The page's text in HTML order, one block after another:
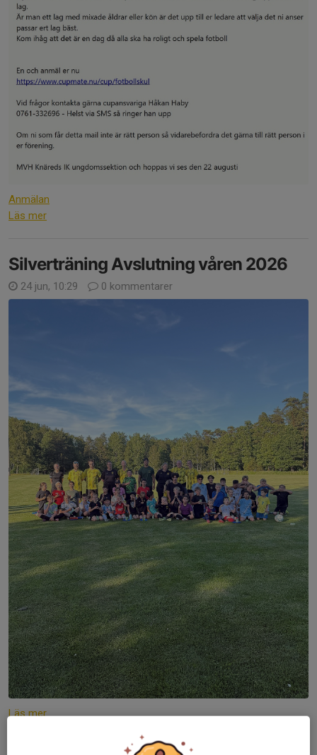
Anmälan
Läs mer
Silverträning Avslutning våren 2026
24 jun, 10:29 0 kommentarer
Läs mer